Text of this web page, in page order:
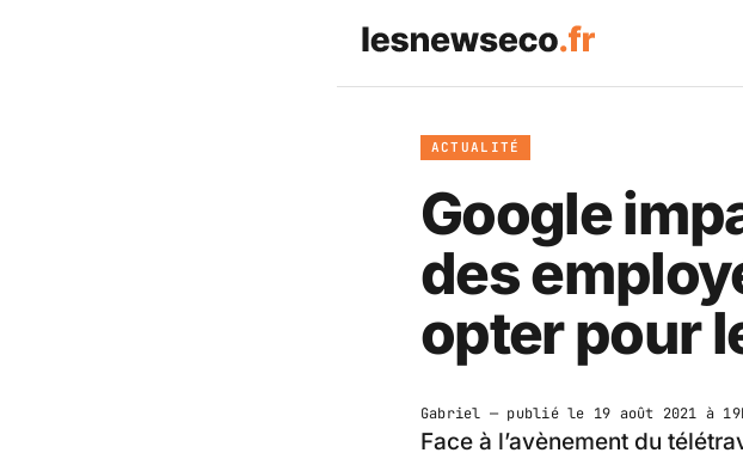
ACTUALITÉ
Google
des
opter pour
Gabriel — publié le 19 août 2021 à
Face à l’avènement du